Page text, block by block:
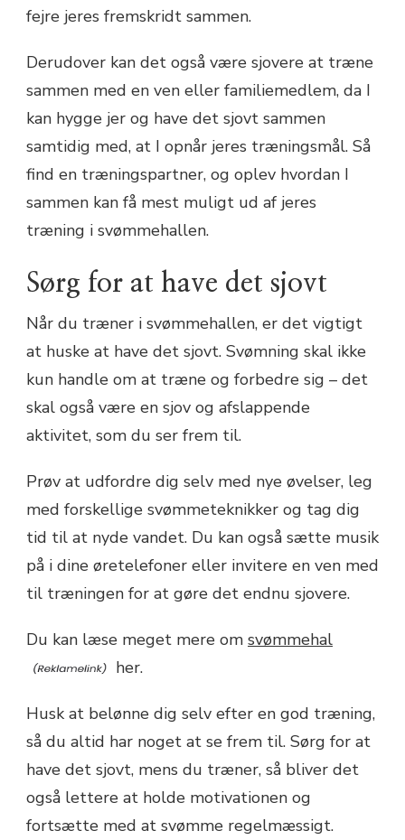
fejre jeres fremskridt sammen.
Derudover kan det også være sjovere at træne
sammen med en ven eller familiemedlem, da I
kan hygge jer og have det sjovt sammen
samtidig med, at I opnår jeres træningsmål. Så
find en træningspartner, og oplev hvordan I
sammen kan få mest muligt ud af jeres
træning i svømmehallen.
Sørg for at have det sjovt
Når du træner i svømmehallen, er det vigtigt
at huske at have det sjovt. Svømning skal ikke
kun handle om at træne og forbedre sig – det
skal også være en sjov og afslappende
aktivitet, som du ser frem til.
Prøv at udfordre dig selv med nye øvelser, leg
med forskellige svømmeteknikker og tag dig
tid til at nyde vandet. Du kan også sætte musik
på i dine øretelefoner eller invitere en ven med
til træningen for at gøre det endnu sjovere.
Du kan læse meget mere om svømmehal
her.
Husk at belønne dig selv efter en god træning,
så du altid har noget at se frem til. Sørg for at
have det sjovt, mens du træner, så bliver det
også lettere at holde motivationen og
fortsætte med at svømme regelmæssigt.